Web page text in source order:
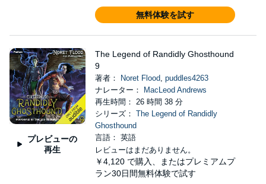
無料体験を試す
プレビューの
再生
The Legend of Randidly Ghosthound
9
著者： Noret Flood, puddles4263
ナレーター：
MacLeod Andrews
再生時間： 26 時間 38 分
シリーズ： The Legend of Randidly
Ghosthound
言語： 英語
レビューはまだありません。
￥4,120 で購入、またはプレミアムプ
ラン30日間無料体験で試す